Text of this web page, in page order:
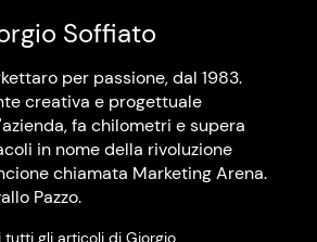
Soffiato
per passione, dal 1983.
creativa e progettuale
fa chilometri e supera
in nome della rivoluzione
chiamata Marketing Arena.
Pazzo.
tutti gli articoli di Giorgio